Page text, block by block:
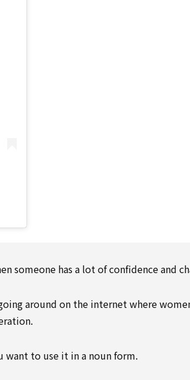
someone has a lot of confidence and
around on the internet where
want to use it in a noun form.